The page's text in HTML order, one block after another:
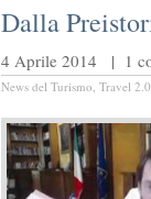
Dalla
4 Aprile 2014 | 1
News del Turismo, Travel 2.0